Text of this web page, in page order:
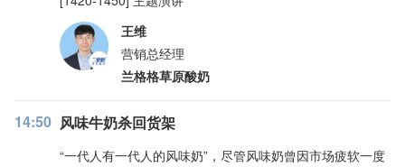
王维
营销总经理
兰格格草原酸奶
14:50 风味牛奶杀回货架
“一代人有一代人的风味奶”，尽管风味奶曾因市场疲软一度